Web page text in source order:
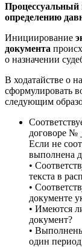
Процессуальный
определению
Инициирование
документа
о назначении
В ходатайстве о
сформулировать
следующим
договоре №
Если не
выполнена
•
текста в
•
документе
• Имеются
документ?
•
один